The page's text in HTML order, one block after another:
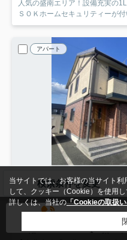
人気の盛南エリア！設備充実の1LDKのお部屋
ＳＯＫホームセキュリティーが
アパート
NEW
盛岡市向中野
サニーハイツB102
管理/共益費4,500円
1-2階 / 98.92㎡ / 3LDK /築22年
検索条件を変更
メ
当サイトでは、お客様の当サイト
して、クッキー（Cookie）を使用し
詳しくは、当社の「Cookieの取扱